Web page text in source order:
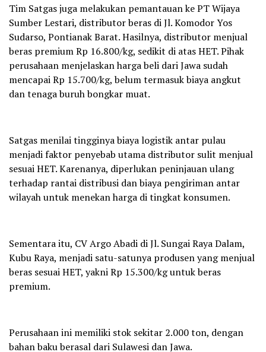
Tim Satgas juga melakukan pemantauan ke PT Wijaya
Sumber Lestari, distributor beras di Jl. Komodor Yos
Sudarso, Pontianak Barat. Hasilnya, distributor menjual
beras premium Rp 16.800/kg, sedikit di atas HET. Pihak
perusahaan menjelaskan harga beli dari Jawa sudah
mencapai Rp 15.700/kg, belum termasuk biaya angkut
dan tenaga buruh bongkar muat.
Satgas menilai tingginya biaya logistik antar pulau
menjadi faktor penyebab utama distributor sulit menjual
sesuai HET. Karenanya, diperlukan peninjauan ulang
terhadap rantai distribusi dan biaya pengiriman antar
wilayah untuk menekan harga di tingkat konsumen.
Sementara itu, CV Argo Abadi di Jl. Sungai Raya Dalam,
Kubu Raya, menjadi satu-satunya produsen yang menjual
beras sesuai HET, yakni Rp 15.300/kg untuk beras
premium.
Perusahaan ini memiliki stok sekitar 2.000 ton, dengan
bahan baku berasal dari Sulawesi dan Jawa.